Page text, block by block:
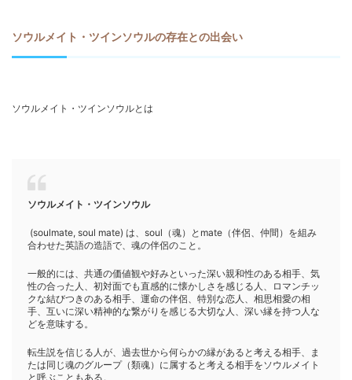
ソウルメイト・ツインソウルの存在との出会い
ソウルメイト・ツインソウルとは
ソウルメイト・ツインソウル
(soulmate, soul mate) は、soul（魂）とmate（伴侶、仲間）を組み
合わせた英語の造語で、魂の伴侶のこと。
一般的には、共通の価値観や好みといった深い親和性のある相手、気
性の合った人、初対面でも直感的に懐かしさを感じる人、ロマンチッ
クな結びつきのある相手、運命の伴侶、特別な恋人、相思相愛の相
手、互いに深い精神的な繋がりを感じる大切な人、深い縁を持つ人な
どを意味する。
転生説を信じる人が、過去世から何らかの縁があると考える相手、ま
たは同じ魂のグループ（類魂）に属すると考える相手をソウルメイト
と呼ぶこともある。